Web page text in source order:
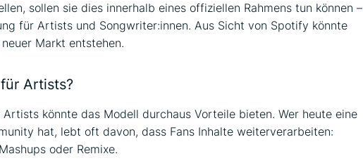
sollen sie dies innerhalb eines offiziellen Rahmens tun können –
für Artists und Songwriter:innen. Aus Sicht von Spotify könnte
Markt entstehen.
Artists?
Artists könnte das Modell durchaus Vorteile bieten. Wer heute eine
hat, lebt oft davon, dass Fans Inhalte weiterverarbeiten:
oder Remixe.